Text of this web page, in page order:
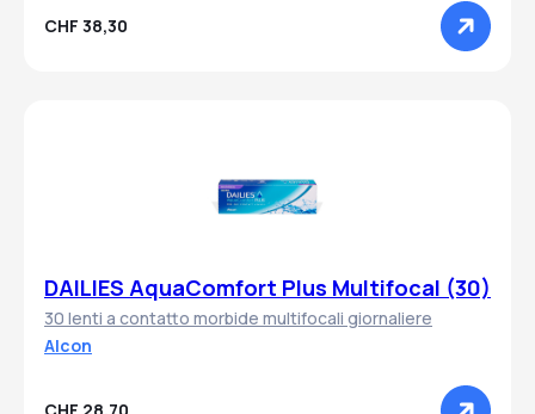
CHF 38,30
DAILIES AquaComfort Plus Multifocal (30)
30 lenti a contatto morbide multifocali giornaliere
Alcon